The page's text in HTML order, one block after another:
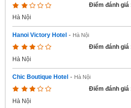
Điểm đánh giá
Hà Nội
Hanoi Victory Hotel - Hà Nội
Điểm đánh giá
Hà Nội
Chic Boutique Hotel - Hà Nội
Điểm đánh giá
Hà Nội